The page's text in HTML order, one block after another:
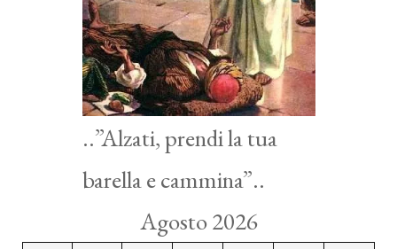
..”Alzati, prendi la tua
barella e cammina”..
Agosto 2026